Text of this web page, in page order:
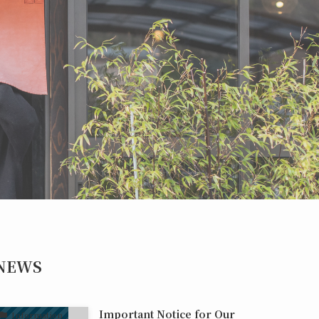
Information Important Notice for Our